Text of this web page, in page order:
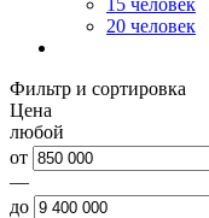
20 человек
Фильтр и сортировка
Цена
любой
от
—
до